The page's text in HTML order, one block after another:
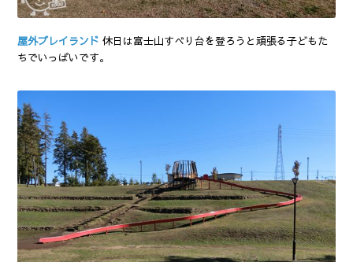
屋外プレイランド 休日は富士山すべり台を登ろうと頑張る子どもた
ちでいっぱいです。